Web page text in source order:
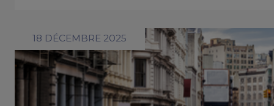
18 DÉCEMBRE 2025